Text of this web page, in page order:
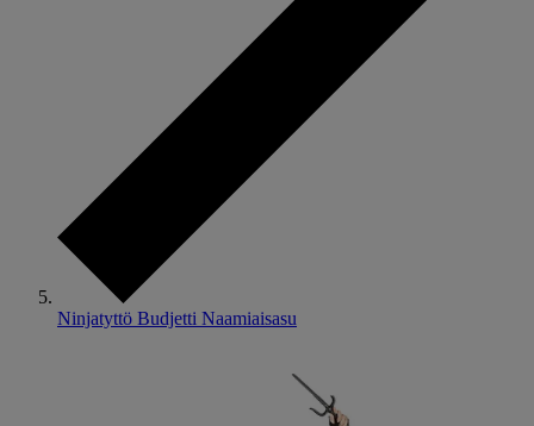
Ninjatyttö Budjetti Naamiaisasu